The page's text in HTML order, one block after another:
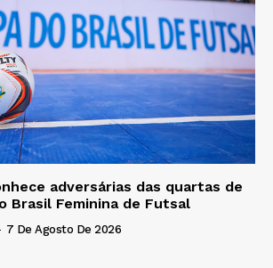
adversárias das quartas de
Brasil Feminina de Futsal
7 De Agosto De 2026